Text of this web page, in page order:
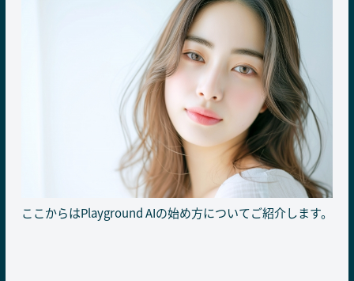
ここからはPlayground AIの始め方についてご紹介します。